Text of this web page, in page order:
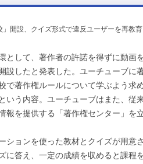
として、著作者の許諾を得ずに動画
設したと発表した。ユーチューブに
で著作権ルールについて学ぶよう求
いう内容。ユーチューブはまた、従
報を提供する「著作権センター」を
ションを使った教材とクイズが用意
に答え、一定の成績を収めると課程